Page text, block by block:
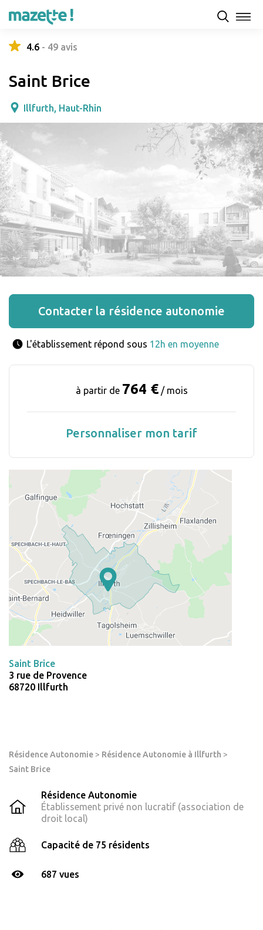
4.6 - 49 avis
Saint Brice
Illfurth, Haut-Rhin
Résidence Autonomie > Résidence Autonomie à Illfurth >
Saint Brice
Résidence Autonomie
Établissement privé non lucratif (association de
droit local)
Capacité de 75 résidents
687 vues
Contacter la résidence autonomie
L'établissement répond sous 12h en moyenne
à partir de 764 €/ mois
Personnaliser mon tarif
Saint Brice
3 rue de Provence
68720 Illfurth